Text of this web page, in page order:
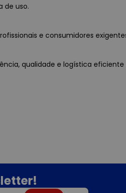
de uso.
e consumidores
qualidade e logística